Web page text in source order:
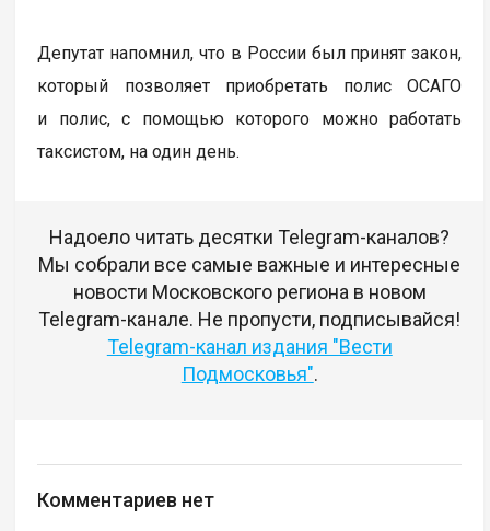
Депутат напомнил, что в России был принят закон,
который позволяет приобретать полис ОСАГО
и полис, с помощью которого можно работать
таксистом, на один день.
Надоело читать десятки Telegram-каналов?
Мы собрали все самые важные и интересные
новости Московского региона в новом
Telegram-канале. Не пропусти, подписывайся!
Telegram-канал издания "Вести
Подмосковья".
Комментариев нет